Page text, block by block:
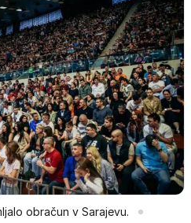
obračun v Sarajevu.